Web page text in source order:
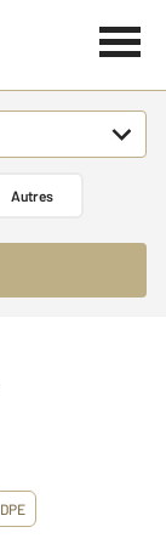
Autres
DPE